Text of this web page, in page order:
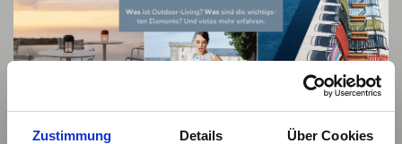
Zustimmung Details Über Cookies